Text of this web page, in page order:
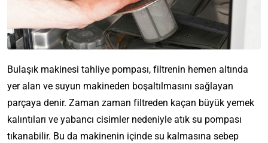
Bulaşık makinesi tahliye pompası, filtrenin hemen altında
yer alan ve suyun makineden boşaltılmasını sağlayan
parçaya denir. Zaman zaman filtreden kaçan büyük yemek
kalıntıları ve yabancı cisimler nedeniyle atık su pompası
tıkanabilir. Bu da makinenin içinde su kalmasına sebep